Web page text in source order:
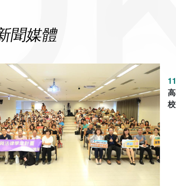
聞媒體